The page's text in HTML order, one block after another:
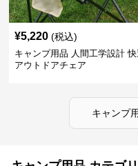
¥5,220 (税込)
キャンプ用品 人間工学設計 快
アウトドアチェア
キャンプ